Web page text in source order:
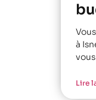
à
Lire